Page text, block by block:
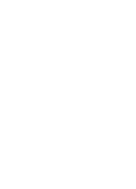
conte musical ...
Cassel ...